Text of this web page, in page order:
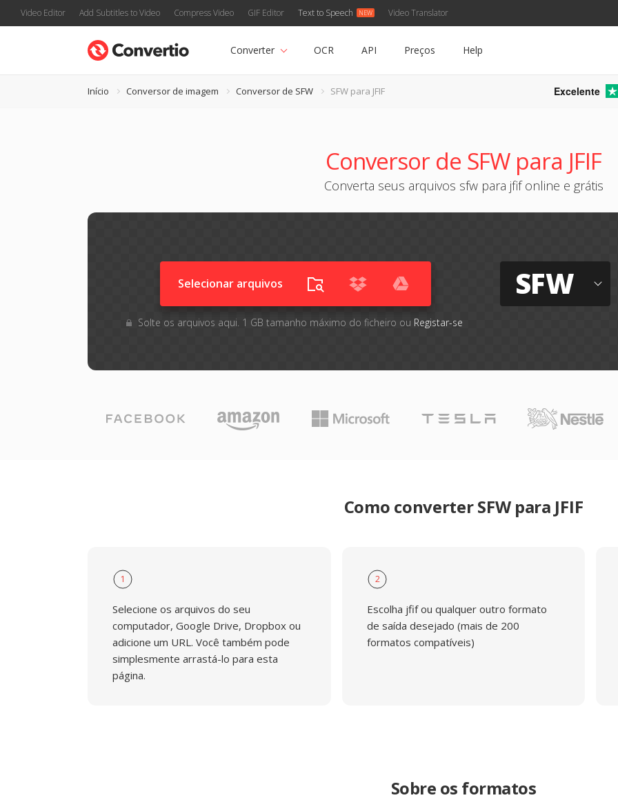
Video Editor Add Subtitles to Video Compress Video GIF Editor Text to Speech Video Translator
Converter OCR API Preços Help
Início Conversor de imagem Conversor de SFW SFW para JFIF Excelente
Conversor de SFW para JFIF
Converta seus arquivos sfw para jfif online e grátis
Selecionar arquivos
Solte os arquivos aqui. 1 GB tamanho máximo do ficheiro ou Registar-se
SFW
Como converter SFW para JFIF
1
Selecione os arquivos do seu
computador, Google Drive, Dropbox ou
adicione um URL. Você também pode
simplesmente arrastá-lo para esta
página.
2
Escolha jfif ou qualquer outro formato
de saída desejado (mais de 200
formatos compatíveis)
Sobre os formatos